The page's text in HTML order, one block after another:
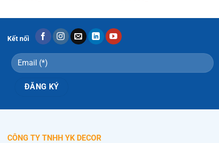
Kết nối
CÔNG TY TNHH YK DECOR